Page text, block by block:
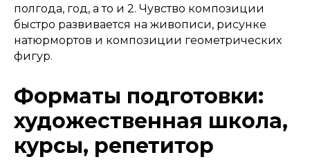
полгода, год, а то и 2. Чувство композиции
быстро развивается на живописи, рисунке
натюрмортов и композиции геометрических
фигур.
Форматы подготовки:
художественная школа,
курсы, репетитор​